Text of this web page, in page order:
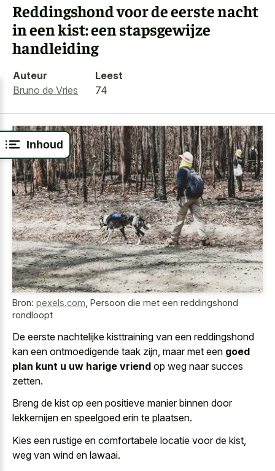
Inhoud
Reddingshond voor de eerste nacht
in een kist: een stapsgewijze
handleiding
Auteur
Bruno de Vries
Leest
74
Bron: pexels.com Persoon die met een reddingshond
rondloopt
De eerste nachtelijke kisttraining van een reddingshond
kan een ontmoedigende taak zijn, maar met een goed
plan kunt u uw harige vriend op weg naar succes
zetten.
Breng de kist op een positieve manier binnen door
lekkernijen en speelgoed erin te plaatsen.
Kies een rustige en comfortabele locatie voor de kist,
weg van wind en lawaai.